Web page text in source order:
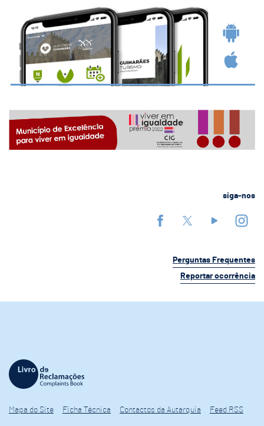
siga-nos
Perguntas Frequentes
Reportar ocorrência
Mapa do Site Ficha Técnica Contactos da Autarquia Feed RSS